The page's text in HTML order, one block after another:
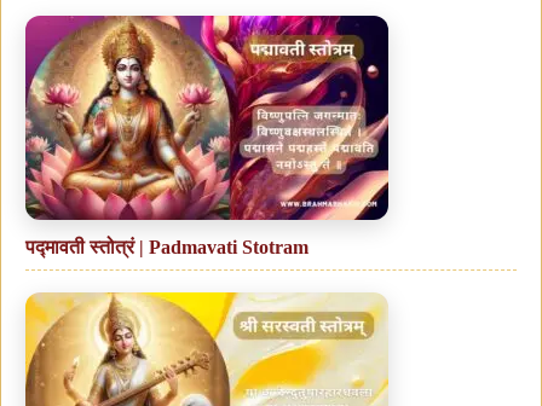
पद्मावती स्तोत्रं | Padmavati Stotram